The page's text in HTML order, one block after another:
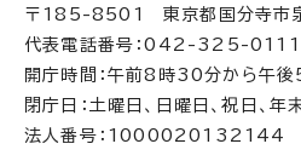
〒185-8501 東京都国分寺市
代表電話番号：042-325-0111（
開庁時間：午前8時30分から午後
閉庁日：土曜日、日曜日、祝日、年
法人番号：1000020132144